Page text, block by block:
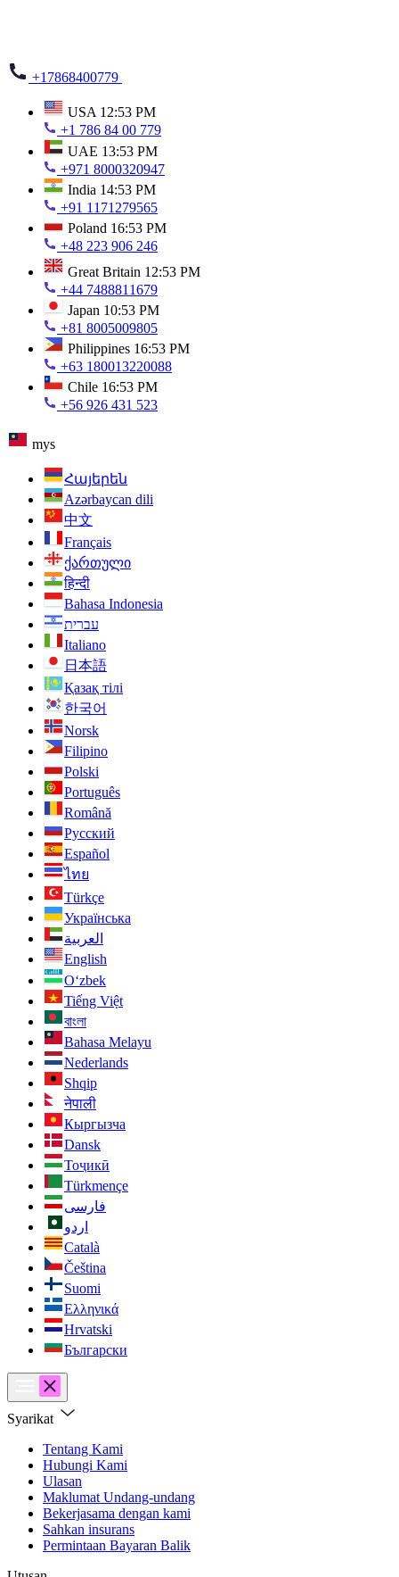
+17868400779
USA 12:53 PM
+1 786 84 00 779
UAE 13:53 PM
+971 8000320947
India 14:53 PM
+91 1171279565
Poland 16:53 PM
+48 223 906 246
Great Britain 12:53 PM
+44 7488811679
Japan 10:53 PM
+81 8005009805
Philippines 16:53 PM
+63 180013220088
Chile 16:53 PM
+56 926 431 523
mys
Հայերեն
Azərbaycan dili
中文
Français
ქართული
हिन्दी
Bahasa Indonesia
עברית
Italiano
日本語
Қазақ тілі
한국어
Norsk
Filipino
Polski
Português
Română
Русский
Español
ไทย
Türkçe
Українська
العربية
English
O‘zbek
Tiếng Việt
বাংলা
Bahasa Melayu
Nederlands
Shqip
नेपाली
Кыргызча
Dansk
Тоҷикӣ
Türkmençe
فارسی
اردو
Català
Čeština
Suomi
Ελληνικά
Hrvatski
Български
Syarikat
Tentang Kami
Hubungi Kami
Ulasan
Maklumat Undang-undang
Bekerjasama dengan kami
Sahkan insurans
Permintaan Bayaran Balik